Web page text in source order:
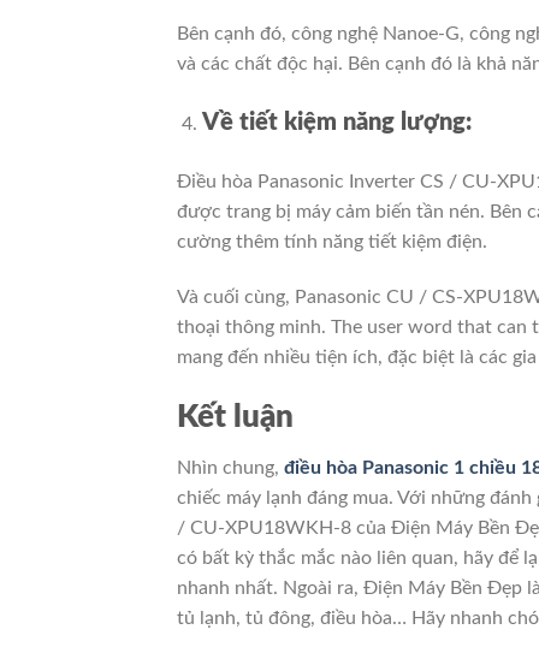
Bên cạnh đó, công nghệ Nanoe-G, công
và các chất độc hại. Bên cạnh đó là khả
Về tiết kiệm năng lượng:
Điều hòa Panasonic Inverter CS / CU-
được trang bị máy cảm biến tần nén. Bên
cường thêm tính năng tiết kiệm điện.
Và cuối cùng, Panasonic CU / CS-
thoại thông minh. The user word that can
mang đến nhiều tiện ích, đặc biệt là các
Kết luận
Nhìn chung, điều hòa Panasonic 1 chiều
chiếc máy lạnh đáng mua. Với những đánh
/ CU-XPU18WKH-8 của Điện Máy Bền
có bất kỳ thắc mắc nào liên quan, hãy để
nhanh nhất. Ngoài ra, Điện Máy Bền Đẹp
tủ lạnh, tủ đông, điều hòa… Hãy nhanh